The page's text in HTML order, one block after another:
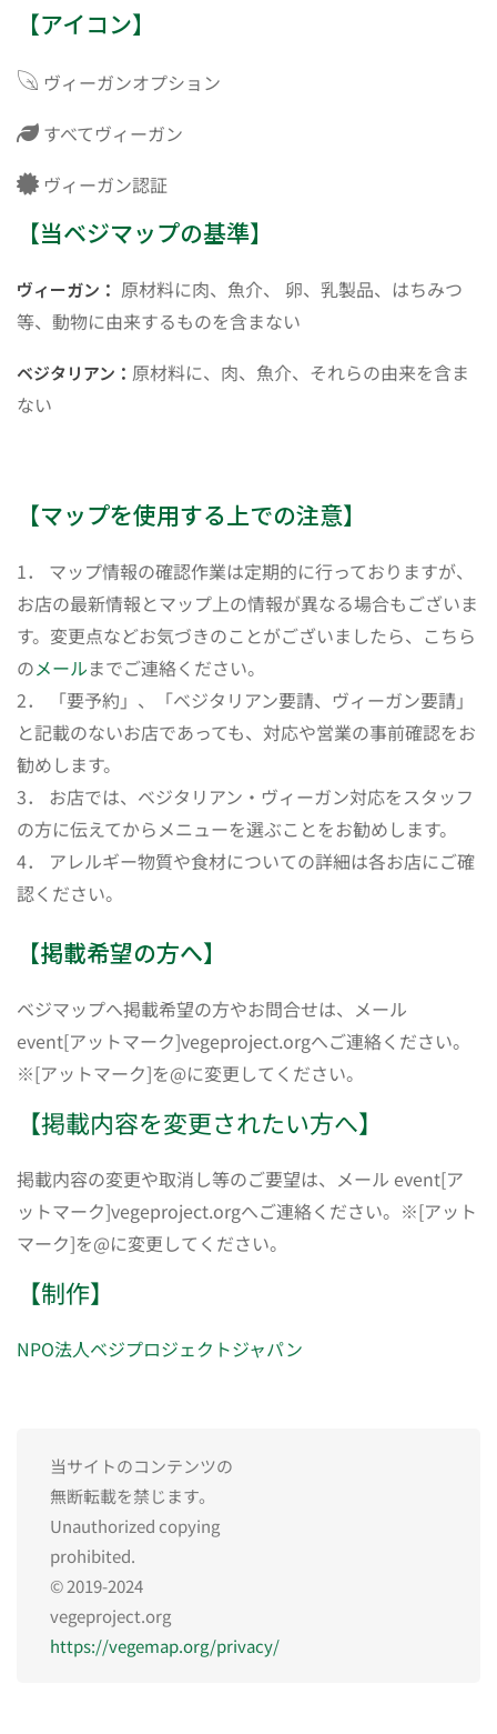
【アイコン】
ヴィーガンオプション
すべてヴィーガン
ヴィーガン認証
【当ベジマップの基準】
ヴィーガン： 原材料に肉、魚介、 卵、乳製品、はちみつ
等、動物に由来するものを含まない
ベジタリアン： 原材料に、肉、魚介、それらの由来を含ま
ない
【マップを使用する上での注意】
1． マップ情報の確認作業は定期的に行っておりますが、
お店の最新情報とマップ上の情報が異なる場合もございま
す。変更点などお気づきのことがございましたら、こちら
のメールまでご連絡ください。
2． 「要予約」、「ベジタリアン要請、ヴィーガン要請」
と記載のないお店であっても、対応や営業の事前確認をお
勧めします。
3． お店では、ベジタリアン・ヴィーガン対応をスタッフ
の方に伝えてからメニューを選ぶことをお勧めします。
4． アレルギー物質や食材についての詳細は各お店にご確
認ください。
【掲載希望の方へ】
ベジマップへ掲載希望の方やお問合せは、メール
event[アットマーク]vegeproject.orgへご連絡ください。
※[アットマーク]を@に変更してください。
【掲載内容を変更されたい方へ】
掲載内容の変更や取消し等のご要望は、メール event[ア
ットマーク]vegeproject.orgへご連絡ください。※[アット
マーク]を@に変更してください。
【制作】
NPO法人ベジプロジェクトジャパン
当サイトのコンテンツの
無断転載を禁じます。
Unauthorized copying
prohibited.
© 2019-2024
vegeproject.org
https://vegemap.org/privacy/